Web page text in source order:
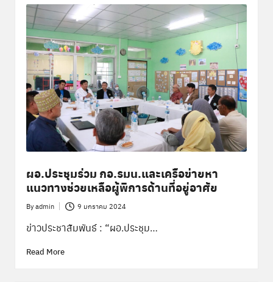
ก
ษ
พิ
ษ
ผอ.ประชุมร่วม กอ.รมน.และเครือข่ายหา
แนวทางช่วยเหลือผู้พิการด้านที่อยู่อาศัย
Posted
by
Byadmin 9 มกราคม 2024
ข่าวประชาสัมพันธ์ : “ผอ.ประชุม…
Read More